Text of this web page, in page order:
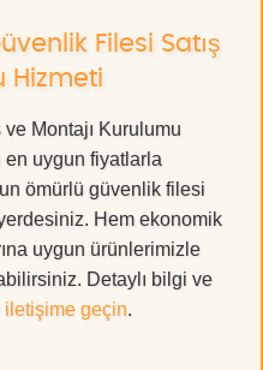
Filesi Satış
Hizmeti
Montajı Kurulumu
en uygun fiyatlarla
ömürlü güvenlik filesi
Hem ekonomik
uygun ürünlerimizle
Detaylı bilgi ve
iletişime geçin.